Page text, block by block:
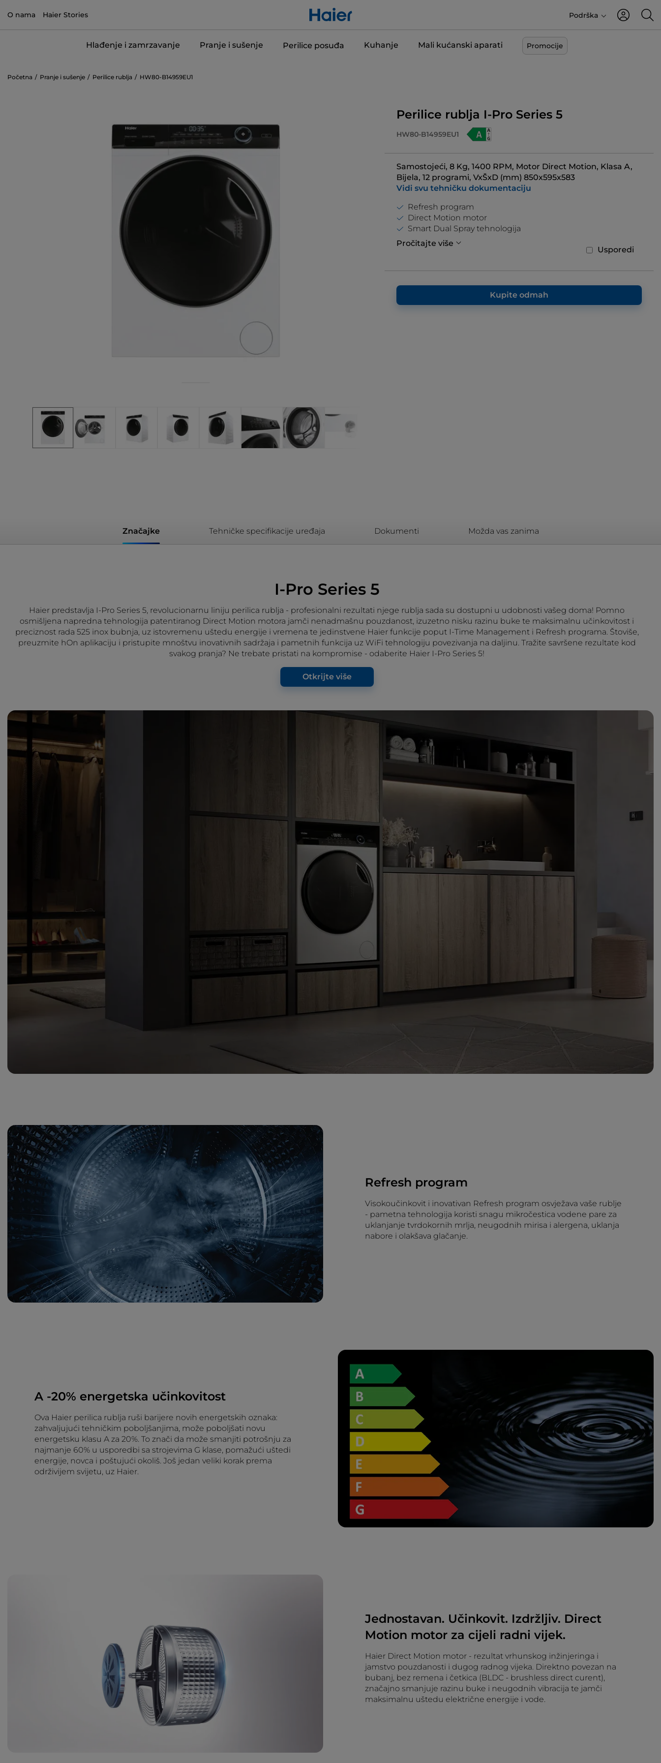
O nama Haier Stories Podrška
Hlađenje i zamrzavanje Pranje i sušenje Perilice posuđa Kuhanje Mali kućanski aparati Promocije
Početna Pranje i sušenje Perilice rublja HW80-B14959EU1
Perilice rublja I-Pro Series 5
HW80-B14959EU1
Samostojeći, 8 Kg, 1400 RPM, Motor Direct Motion, Klasa A,
Bijela, 12 programi, VxŠxD (mm) 850x595x583
Vidi svu tehničku dokumentaciju
Usporedi
Refresh program
Direct Motion motor
Smart Dual Spray tehnologija
Pročitajte više
Kupite odmah
Značajke Tehničke specifikacije uređaja Dokumenti Možda vas zanima
I-Pro Series 5
Haier predstavlja I-Pro Series 5, revolucionarnu liniju perilica rublja - profesionalni rezultati njege rublja sada su dostupni u udobnosti vašeg doma! Pomno
osmišljena napredna tehnologija patentiranog Direct Motion motora jamči nenadmašnu pouzdanost, izuzetno nisku razinu buke te maksimalnu učinkovitost i
preciznost rada 525 inox bubnja, uz istovremenu uštedu energije i vremena te jedinstvene Haier funkcije poput I-Time Management i Refresh programa. Štoviše,
preuzmite hOn aplikaciju i pristupite mnoštvu inovativnih sadržaja i pametnih funkcija uz WiFi tehnologiju povezivanja na daljinu. Tražite savršene rezultate kod
svakog pranja? Ne trebate pristati na kompromise - odaberite Haier I-Pro Series 5!
Otkrijte više
Refresh program
Visokoučinkovit i inovativan Refresh program osvježava vaše rublje
- pametna tehnologija koristi snagu mikročestica vodene pare za
uklanjanje tvrdokornih mrlja, neugodnih mirisa i alergena, uklanja
nabore i olakšava glačanje.
A -20% energetska učinkovitost
Ova Haier perilica rublja ruši barijere novih energetskih oznaka:
zahvaljujući tehničkim poboljšanjima, može poboljšati novu
energetsku klasu A za 20%. To znači da može smanjiti potrošnju za
najmanje 60% u usporedbi sa strojevima G klase, pomažući uštedi
energije, novca i poštujući okoliš. Još jedan veliki korak prema
održivijem svijetu, uz Haier.
Jednostavan. Učinkovit. Izdržljiv. Direct
Motion motor za cijeli radni vijek.
Haier Direct Motion motor - rezultat vrhunskog inžinjeringa i
jamstvo pouzdanosti i dugog radnog vijeka. Direktno povezan na
bubanj, bez remena i četkica (BLDC - brushless direct curent),
značajno smanjuje razinu buke i neugodnih vibracija te jamči
maksimalnu uštedu električne energije i vode.